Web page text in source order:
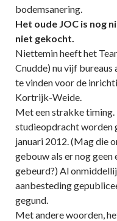
bodemsanering.
Het oude JOC is nog
niet gekocht.
Niettemin heeft het
Cnudde) nu vijf bureaus
te vinden voor de
Kortrijk-Weide.
Met een strakke timing.
studieopdracht worden
januari 2012. (Mag die
gebouw als er nog
gebeurd?) Al
aanbesteding
gegund.
Met andere woorden,